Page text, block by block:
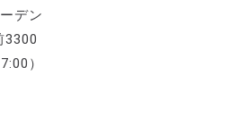
デン
）